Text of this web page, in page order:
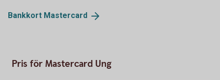
Bankkort Mastercard
Pris för Mastercard Ung